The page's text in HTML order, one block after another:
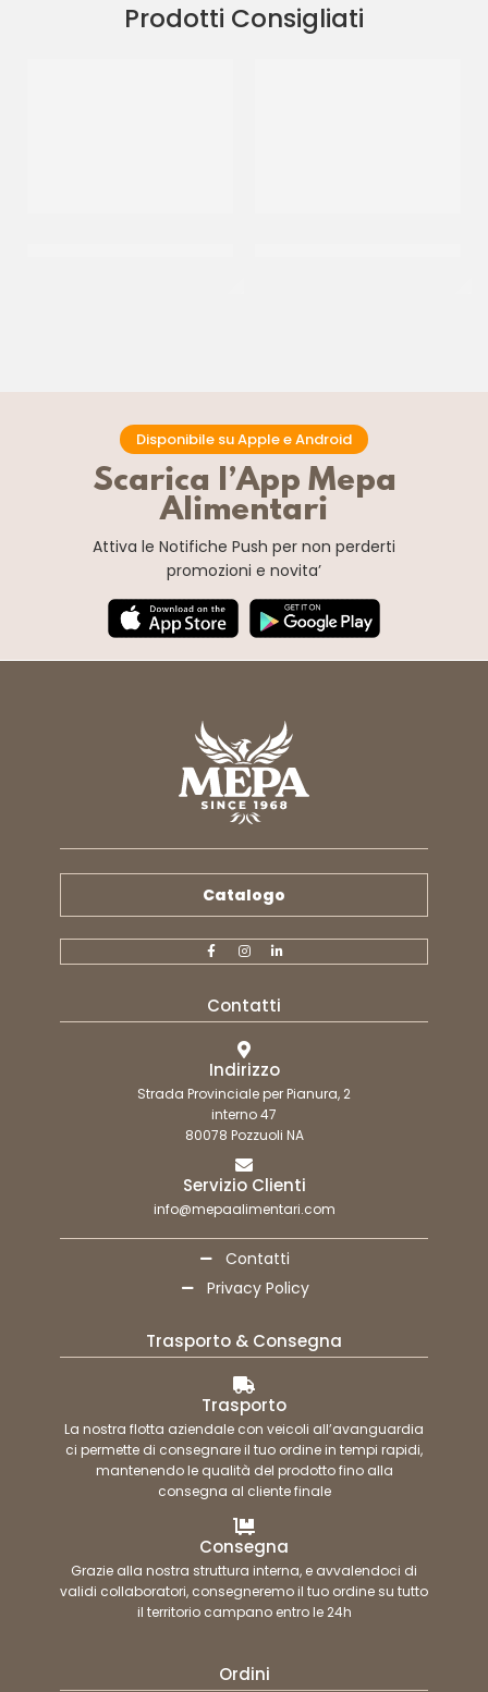
Prodotti Consigliati
Disponibile su Apple e Android
Scarica l’App Mepa
Alimentari
Attiva le Notifiche Push per non perderti
promozioni e novita’
Catalogo
Contatti
Indirizzo
Strada Provinciale per Pianura, 2
interno 47
80078 Pozzuoli NA
Servizio Clienti
info@mepaalimentari.com
Contatti
Privacy Policy
Trasporto & Consegna
Trasporto
La nostra flotta aziendale con veicoli all’avanguardia
ci permette di consegnare il tuo ordine in tempi rapidi,
mantenendo le qualità del prodotto fino alla
consegna al cliente finale
Consegna
Grazie alla nostra struttura interna, e avvalendoci di
validi collaboratori, consegneremo il tuo ordine su tutto
il territorio campano entro le 24h
Ordini